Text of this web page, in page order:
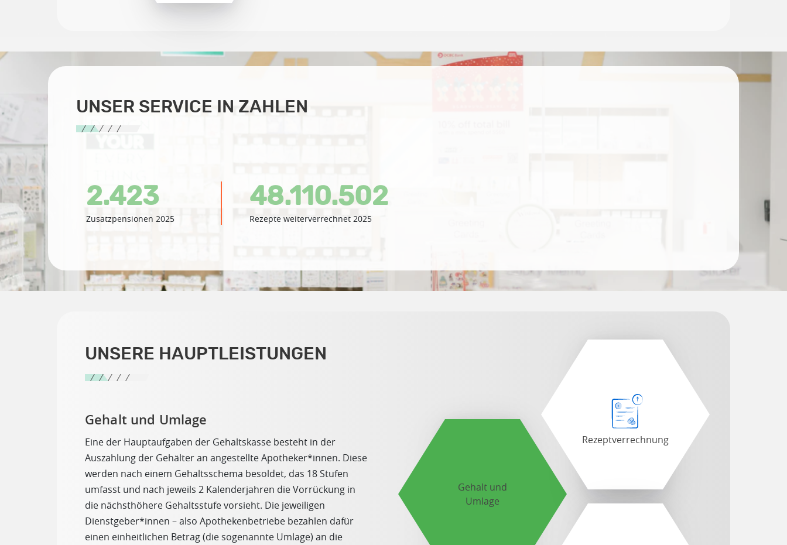
UNSER SERVICE IN ZAHLEN
2.423
Zusatzpensionen 2025
48.110.502
Rezepte weiterverrechnet 2025
UNSERE HAUPTLEISTUNGEN
Gehalt und Umlage
Eine der Hauptaufgaben der Gehaltskasse besteht in der
Auszahlung der Gehälter an angestellte Apotheker*innen. Diese
werden nach einem Gehaltsschema besoldet, das 18 Stufen
umfasst und nach jeweils 2 Kalenderjahren die Vorrückung in
die nächsthöhere Gehaltsstufe vorsieht. Die jeweiligen
Dienstgeber*innen – also Apothekenbetriebe bezahlen dafür
einen einheitlichen Betrag (die sogenannte Umlage) an die
Gehalt und
Umlage
Rezeptverrechnung